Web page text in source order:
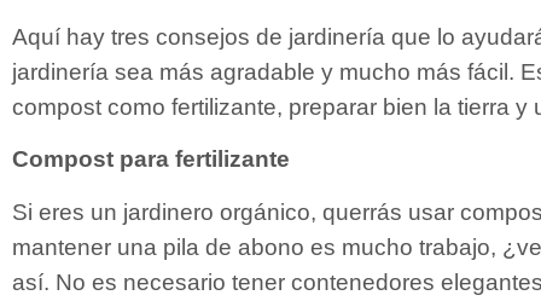
Aquí hay tres consejos de jardinería que lo
jardinería sea más agradable y mucho más fácil.
compost como fertilizante, preparar bien la tierra y
Compost para fertilizante
Si eres un jardinero orgánico, querrás usar
mantener una pila de abono es mucho trabajo,
así. No es necesario tener contenedores